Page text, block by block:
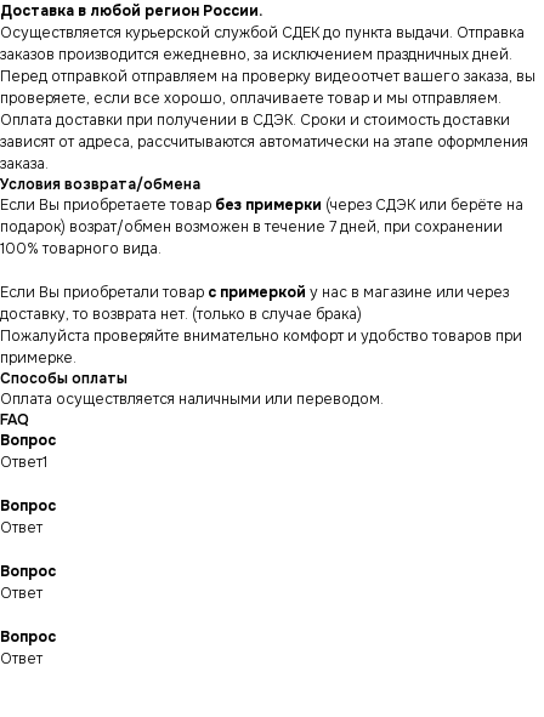
Доставка в любой регион России.
Осуществляется курьерской службой СДЕК до пункта выдачи. Отправка
заказов производится ежедневно, за исключением праздничных дней.
Перед отправкой отправляем на проверку видеоотчет вашего заказа, вы
проверяете, если все хорошо, оплачиваете товар и мы отправляем.
Оплата доставки при получении в СДЭК. Сроки и стоимость доставки
зависят от адреса, рассчитываются автоматически на этапе оформления
заказа.
Условия возврата/обмена
Если Вы приобретаете товар без примерки (через СДЭК или берёте на
подарок) возрат/обмен возможен в течение 7 дней, при сохранении
100% товарного вида.
Если Вы приобретали товар с примеркой у нас в магазине или через
доставку, то возврата нет. (только в случае брака)
Пожалуйста проверяйте внимательно комфорт и удобство товаров при
примерке.
Способы оплаты
Оплата осуществляется наличными или переводом.
FAQ
Вопрос
Ответ1
Вопрос
Ответ
Вопрос
Ответ
Вопрос
Ответ
СНИКЕРСДИЛЕР
©СНИКЕРСДИЛЕР 2024-26.